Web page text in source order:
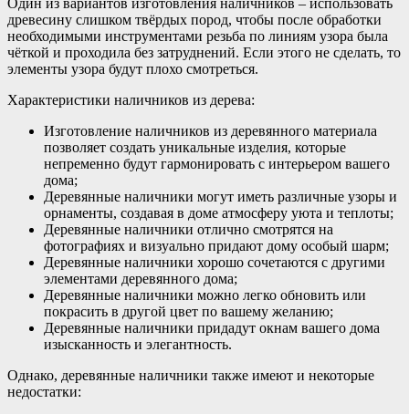
Один из вариантов изготовления наличников – использовать
древесину слишком твёрдых пород, чтобы после обработки
необходимыми инструментами резьба по линиям узора была
чёткой и проходила без затруднений. Если этого не сделать, то
элементы узора будут плохо смотреться.
Характеристики наличников из дерева:
Изготовление наличников из деревянного материала
позволяет создать уникальные изделия, которые
непременно будут гармонировать с интерьером вашего
дома;
Деревянные наличники могут иметь различные узоры и
орнаменты, создавая в доме атмосферу уюта и теплоты;
Деревянные наличники отлично смотрятся на
фотографиях и визуально придают дому особый шарм;
Деревянные наличники хорошо сочетаются с другими
элементами деревянного дома;
Деревянные наличники можно легко обновить или
покрасить в другой цвет по вашему желанию;
Деревянные наличники придадут окнам вашего дома
изысканность и элегантность.
Однако, деревянные наличники также имеют и некоторые
недостатки: